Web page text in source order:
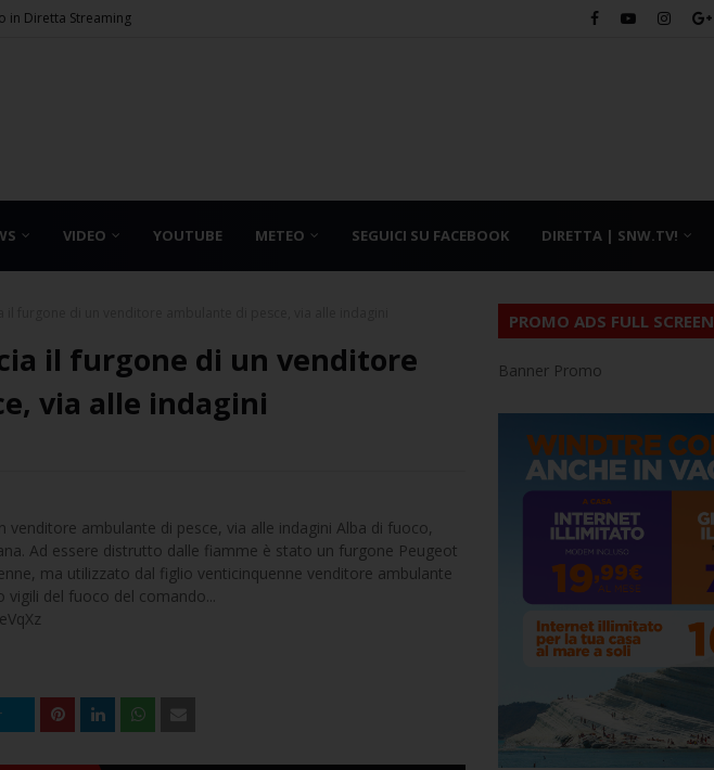
in Diretta Streaming
VIDEO YOUTUBE METEO SEGUICI SU FACEBOOK DIRETTA | SNW.TV!
il furgone di un venditore
via alle indagini
Alba di fuoco,
Ad essere distrutto dalle fiamme è stato un furgone Peugeot
ma utilizzato dal figlio venticinquenne venditore ambulante
del fuoco del comando...
PROMO ADS FULL SCREEN
Banner Promo